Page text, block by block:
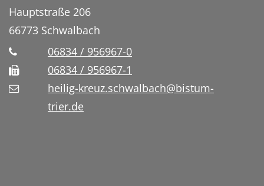
Hauptstraße 206
66773 Schwalbach
06834 / 956967-0
06834 / 956967-1
heilig-kreuz.schwalbach@bistum-
trier.de